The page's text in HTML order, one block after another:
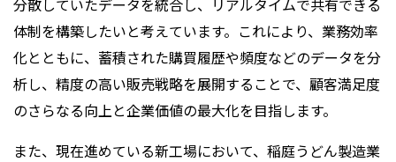
体制を構築したいと考えています。これにより、業務効率
化とともに、蓄積された購買履歴や頻度などのデータを分
析し、精度の高い販売戦略を展開することで、顧客満足度
のさらなる向上と企業価値の最大化を目指します。
また、現在進めている新工場において、稲庭うどん製造業